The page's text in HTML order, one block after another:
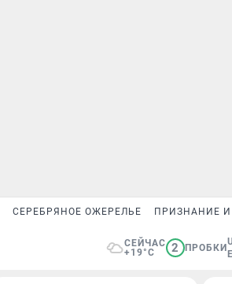
СЕРЕБРЯНОЕ ОЖЕРЕЛЬЕ ПРИЗНАНИЕ
СЕЙЧАС
+19°C
2 ПРОБКИ